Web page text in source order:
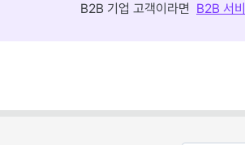
B2B 기업 고객이라면 B2B 서